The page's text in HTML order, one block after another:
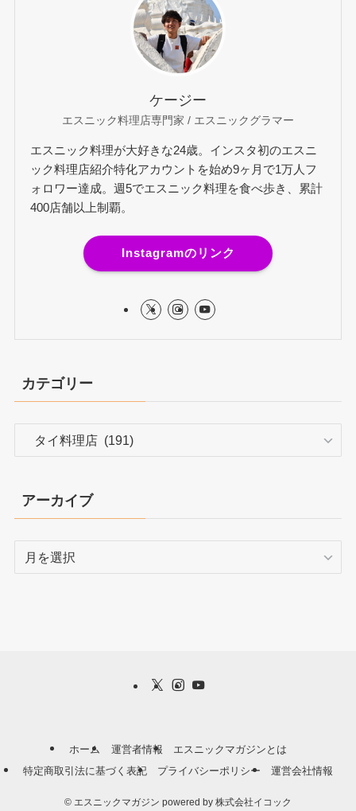
ケージー
エスニック料理店専門家 / エスニックグラマー
エスニック料理が大好きな24歳。インスタ初のエスニ
ック料理店紹介特化アカウントを始め9ヶ月で1万人フ
ォロワー達成。週5でエスニック料理を食べ歩き、累計
400店舗以上制覇。
Instagramのリンク
カテゴリー
リ
ー
アーカイブ
ホーム 運営者情報
エスニックマガジンとは
特定商取引法に基づく表記
プライバシーポリシー 運営会社情報
© エスニックマガジン powered by 株式会社イコック